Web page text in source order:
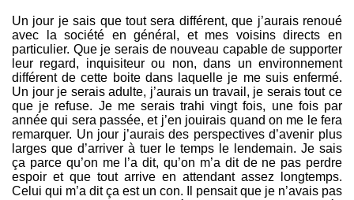
Un jour je sais que tout sera différent, que j’aurais renoué
avec la société en général, et mes voisins directs en
particulier. Que je serais de nouveau capable de supporter
leur regard, inquisiteur ou non, dans un environnement
différent de cette boite dans laquelle je me suis enfermé.
Un jour je serais adulte, j’aurais un travail, je serais tout ce
que je refuse. Je me serais trahi vingt fois, une fois par
année qui sera passée, et j’en jouirais quand on me le fera
remarquer. Un jour j’aurais des perspectives d’avenir plus
larges que d’arriver à tuer le temps le lendemain. Je sais
ça parce qu’on me l’a dit, qu’on m’a dit de ne pas perdre
espoir et que tout arrive en attendant assez longtemps.
Celui qui m’a dit ça est un con. Il pensait que je n’avais pas